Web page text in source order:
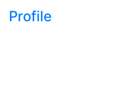
Profile